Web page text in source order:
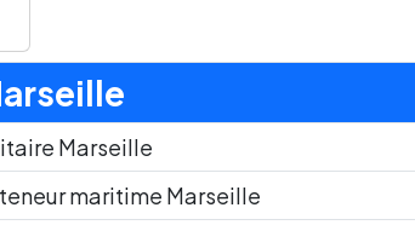
Marseille
maritime Marseille